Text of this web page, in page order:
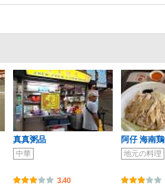
真真粥品
中華
3.40
阿仔 海南
地元の料理